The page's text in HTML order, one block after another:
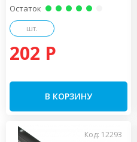
Остаток
шт.
202 P
В КОРЗИНУ
Код: 12293